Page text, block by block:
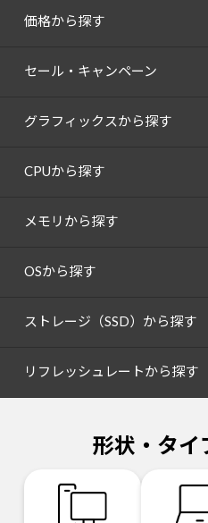
価格から探す
セール・キャンペーン
グラフィックスから探す
CPUから探す
メモリから探す
OSから探す
ストレージ（SSD）から探す
リフレッシュレートから探す
形状・タイ